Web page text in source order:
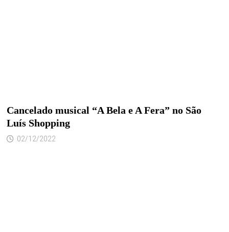
Cancelado musical “A Bela e A Fera” no São
Luís Shopping
02/12/2022